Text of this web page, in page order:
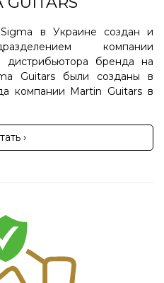
в Украине создан и
компании
дистрибьютора бренда на
Guitars были созданы в
компании Martin Guitars в
›